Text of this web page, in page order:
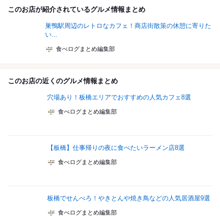
このお店が紹介されているグルメ情報まとめ
巣鴨駅周辺のレトロなカフェ！商店街散策の休憩に寄りた
い...
食べログまとめ編集部
このお店の近くのグルメ情報まとめ
穴場あり！板橋エリアでおすすめの人気カフェ8選
食べログまとめ編集部
【板橋】仕事帰りの夜に食べたいラーメン店8選
食べログまとめ編集部
板橋でせんべろ！やきとんや焼き鳥などの人気居酒屋9選
食べログまとめ編集部